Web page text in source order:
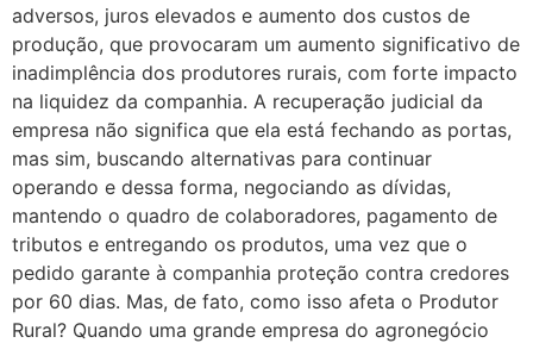
adversos, juros elevados e aumento dos custos de
produção, que provocaram um aumento significativo de
inadimplência dos produtores rurais, com forte impacto
na liquidez da companhia. A recuperação judicial da
empresa não significa que ela está fechando as portas,
mas sim, buscando alternativas para continuar
operando e dessa forma, negociando as dívidas,
mantendo o quadro de colaboradores, pagamento de
tributos e entregando os produtos, uma vez que o
pedido garante à companhia proteção contra credores
por 60 dias. Mas, de fato, como isso afeta o Produtor
Rural? Quando uma grande empresa do agronegócio